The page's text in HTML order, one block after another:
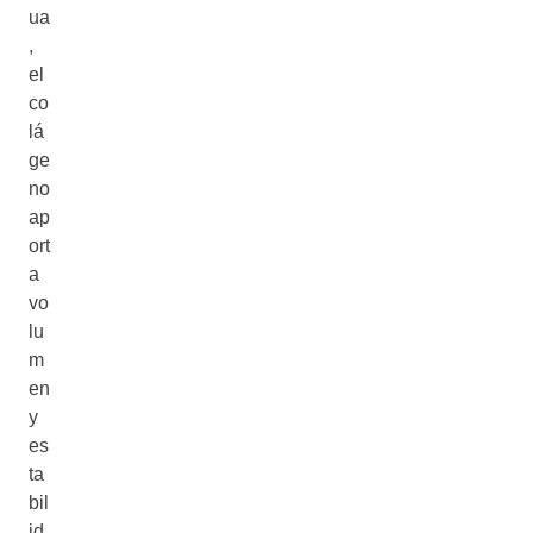
ua
,
el
co
lá
ge
no
ap
ort
a
vo
lu
m
en
y
es
ta
bil